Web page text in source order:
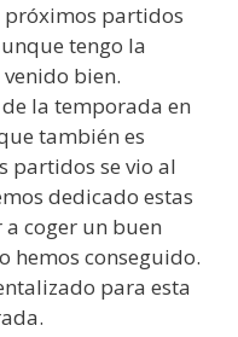
próximos partidos
tengo la
bien.
la temporada en
también es
partidos se vio al
dedicado estas
coger un buen
hemos conseguido.
para esta